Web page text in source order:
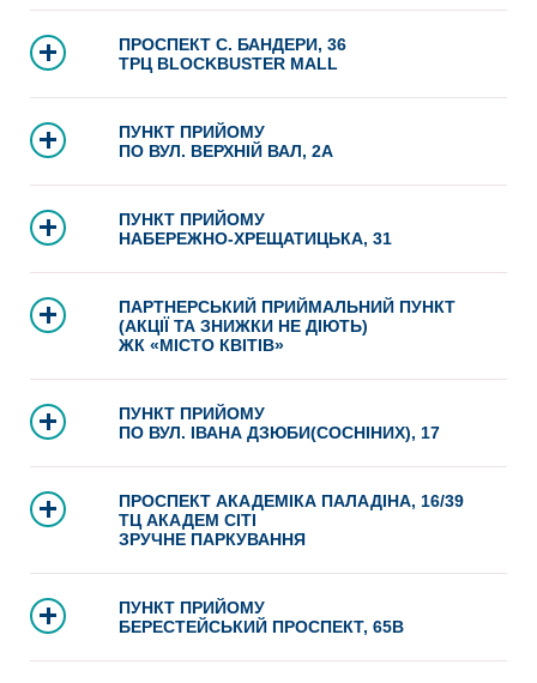
ПРОСПЕКТ С. БАНДЕРИ, 36
ТРЦ BLOCKBUSTER MALL
ПУНКТ ПРИЙОМУ
ПО ВУЛ. ВЕРХНІЙ ВАЛ, 2А
ПУНКТ ПРИЙОМУ
НАБЕРЕЖНО-ХРЕЩАТИЦЬКА, 31
ПАРТНЕРСЬКИЙ ПРИЙМАЛЬНИЙ ПУНКТ
(АКЦІЇ ТА ЗНИЖКИ НЕ ДІЮТЬ)
ЖК «МІСТО КВІТІВ»
ПУНКТ ПРИЙОМУ
ПО ВУЛ. ІВАНА ДЗЮБИ(СОСНІНИХ), 17
ПРОСПЕКТ АКАДЕМІКА ПАЛАДІНА, 16/39
ТЦ АКАДЕМ СІТІ
ЗРУЧНЕ ПАРКУВАННЯ
ПУНКТ ПРИЙОМУ
БЕРЕСТЕЙСЬКИЙ ПРОСПЕКТ, 65В